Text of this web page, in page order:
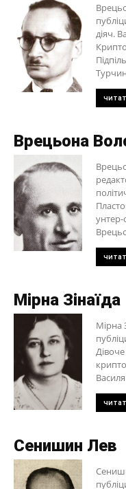
діяч.
Врецьона
унтер-
Мірна Зінаїда
Мірна
Сенишин Лев